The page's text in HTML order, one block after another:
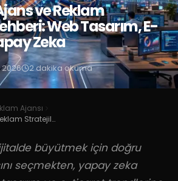
ve Reklam
Web Tasarım, E-
Zeka
2 dakika okuma
Ajansı
2026 Dijital Ajans ve Reklam Stratejileri Rehberi: Web Tasarım, E-ticaret ve Yapay Zeka
büyütmek için doğru
seçmekten, yapay zeka